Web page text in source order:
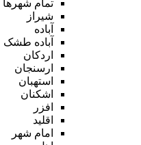
تمام شهر‌ها
شیراز
آباده
آباده طشک
اردکان
ارسنجان
استهبان
اشکنان
افزر
اقلید
امام شهر